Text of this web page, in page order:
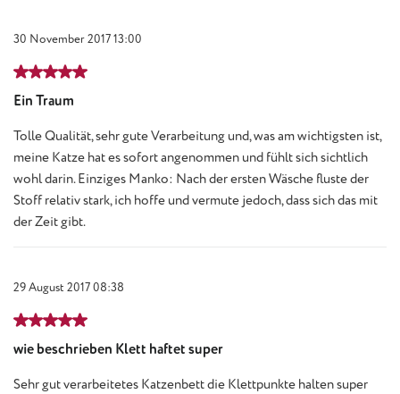
30 November 2017 13:00
Review with rating of 5 out of 5 stars
Ein Traum
Tolle Qualität, sehr gute Verarbeitung und, was am wichtigsten ist,
meine Katze hat es sofort angenommen und fühlt sich sichtlich
wohl darin. Einziges Manko: Nach der ersten Wäsche fluste der
Stoff relativ stark, ich hoffe und vermute jedoch, dass sich das mit
der Zeit gibt.
29 August 2017 08:38
Review with rating of 5 out of 5 stars
wie beschrieben Klett haftet super
Sehr gut verarbeitetes Katzenbett die Klettpunkte halten super